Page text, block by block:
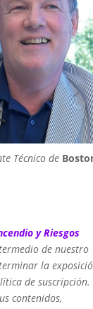
Técnico de
y Riesgos
de nuestro
la
de suscripción.
contenidos,